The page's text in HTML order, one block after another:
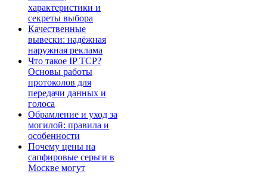
характеристики и
секреты выбора
Качественные
вывески: надёжная
наружная реклама
Что такое IP TCP?
Основы работы
протоколов для
передачи данных и
голоса
Обрамление и уход за
могилой: правила и
особенности
Почему цены на
сапфировые серьги в
Москве могут